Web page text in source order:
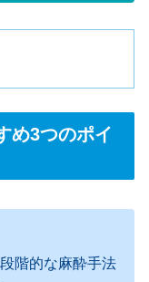
め3つのポイ
階的な麻酔手法